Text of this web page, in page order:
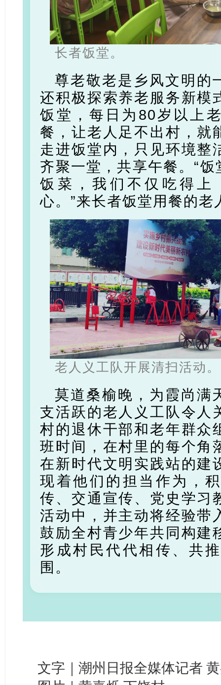
长者饭堂。
尊老敬老是乡风文明的
还积极探索养老服务新模
饭堂，每日为80岁以上
餐，让老人足不出村，就
走进饭堂内，只见环境整
齐聚一堂，共享午餐。“
饭菜，我们不仅吃得上
心。”来长者饭堂用餐的
老人义工队开展清扫活动。
莫道桑榆晚，为霞尚满
支活跃的老人义工队令人
村的退休干部和老年群众
班时间，在村里的每个角
在新时代文明实践站的建
现着他们的担当作为，
传、交通宣传、党史学习
活动中，并主动将经验带
鼓励全村青少年共同构建
形成村民代代相传、共
围。
文字｜潮州日报全媒体记者